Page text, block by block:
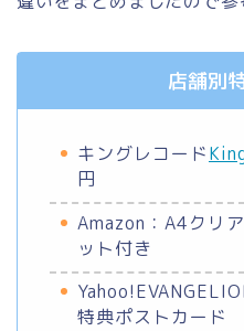
店舗別
キングレコード
円
Amazon： A4クリ
ット付き
特典ポストカード